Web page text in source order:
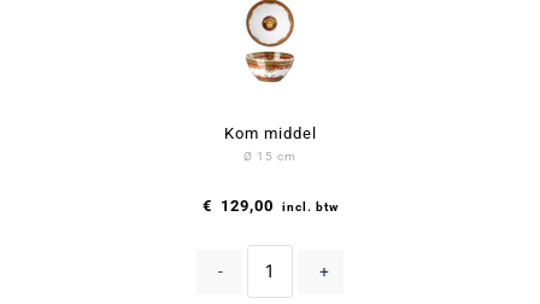
Kom middel
Ø 15 cm
€ 129,00 incl. btw
- +